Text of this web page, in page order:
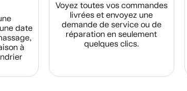
date
à
Voyez toutes vos commandes
livrées et envoyez une
demande de service ou de
réparation en seulement
quelques clics.